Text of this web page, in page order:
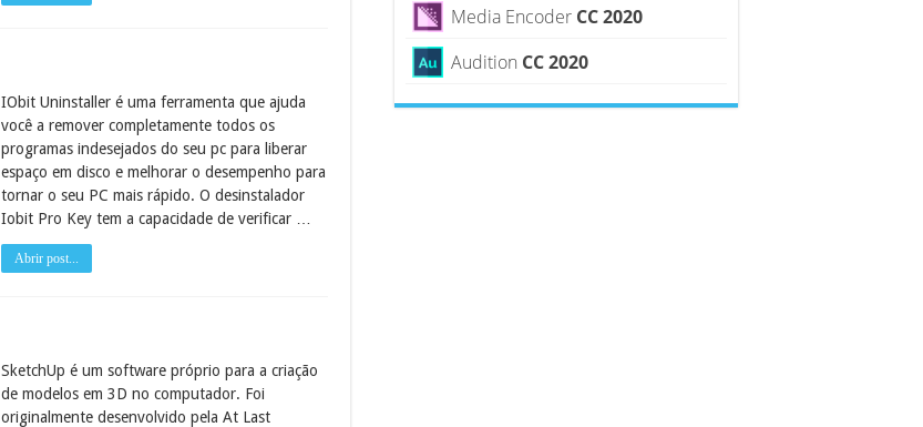
IObit Uninstaller é uma ferramenta que ajuda
você a remover completamente todos os
programas indesejados do seu pc para liberar
espaço em disco e melhorar o desempenho para
tornar o seu PC mais rápido. O desinstalador
Iobit Pro Key tem a capacidade de verificar …
Abrir post...
SketchUp é um software próprio para a criação
de modelos em 3D no computador. Foi
originalmente desenvolvido pela At Last
Media Encoder CC 2020
Audition CC 2020